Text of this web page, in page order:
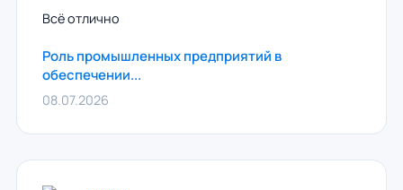
Всё отлично
Роль промышленных предприятий в
обеспечении...
08.07.2026